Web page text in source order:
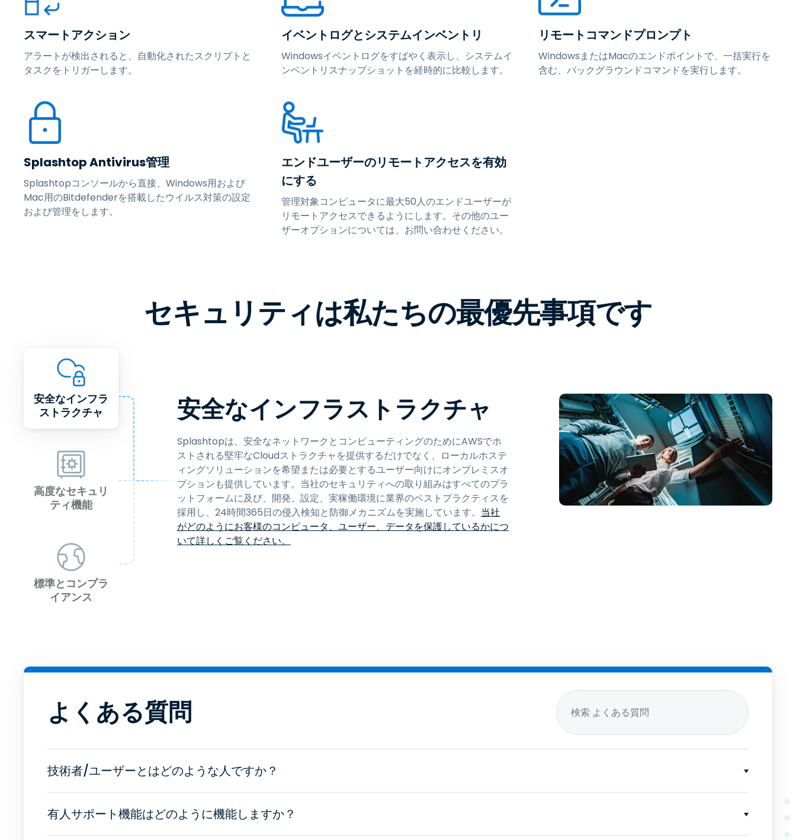
スマートアクション
アラートが検出されると、自動化されたスクリプトと
タスクをトリガーします。
イベントログとシステムインベントリ
Windowsイベントログをすばやく表示し、システムイ
ンベントリスナップショットを経時的に比較します。
リモートコマンドプロンプト
WindowsまたはMacのエンドポイントで、一括実行を
含む、バックグラウンドコマンドを実行します。
Splashtop Antivirus管理
Splashtopコンソールから直接、Windows用および
Mac用のBitdefenderを搭載したウイルス対策の設定
および管理をします。
エンドユーザーのリモートアクセスを有効
にする
管理対象コンピュータに最大50人のエンドユーザーが
リモートアクセスできるようにします。その他のユー
ザーオプションについては、お問い合わせください。
セキュリティは私たちの最優先事項です
安全なインフラ
ストラクチャ
高度なセキュリ
ティ機能
標準とコンプラ
イアンス
安全なインフラストラクチャ
Splashtopは、安全なネットワークとコンピューティングのためにAWSでホ
ストされる堅牢なCloudストラクチャを提供するだけでなく、ローカルホステ
ィングソリューションを希望または必要とするユーザー向けにオンプレミスオ
プションも提供しています。当社のセキュリティへの取り組みはすべてのプラ
ットフォームに及び、開発、設定、実稼働環境に業界のベストプラクティスを
採用し、24時間365日の侵入検知と防御メカニズムを実施しています。 当社
がどのようにお客様のコンピュータ、ユーザー、データを保護しているかにつ
いて詳しくご覧ください。
よくある質問
技術者/ユーザーとはどのような人ですか？
有人サポート機能はどのように機能しますか？